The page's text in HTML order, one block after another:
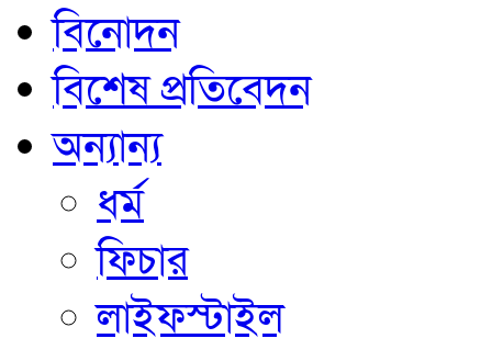
বিনোদন
বিশেষ প্রতিবেদন
অন্যান্য
ধর্ম
ফিচার
লাইফস্টাইল